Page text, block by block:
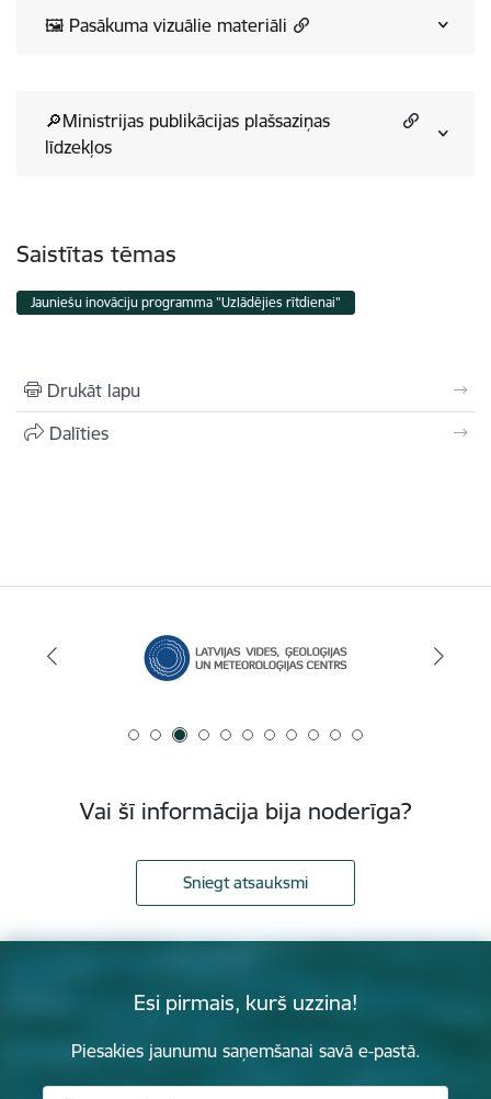
🖼️ Pasākuma vizuālie materiāli
🔎Ministrijas publikācijas plašsaziņas
līdzekļos
Saistītas tēmas
Jauniešu inovāciju programma "Uzlādējies rītdienai"
Drukāt lapu
Dalīties
Vai šī informācija bija noderīga?
Sniegt atsauksmi
Esi pirmais, kurš uzzina!
Piesakies jaunumu saņemšanai savā e-pastā.